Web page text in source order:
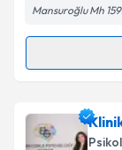
Mansuroğlu Mh
Klinik
talebi